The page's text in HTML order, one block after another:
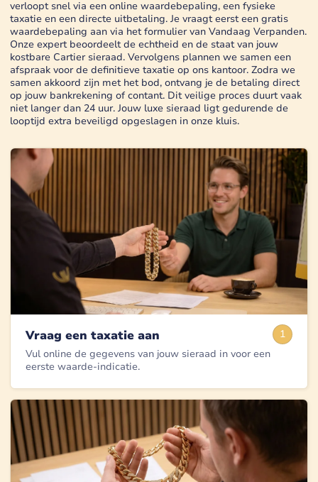
verloopt snel via een online waardebepaling, een fysieke
taxatie en een directe uitbetaling. Je vraagt eerst een gratis
waardebepaling aan via het formulier van Vandaag Verpanden.
Onze expert beoordeelt de echtheid en de staat van jouw
kostbare Cartier sieraad. Vervolgens plannen we samen een
afspraak voor de definitieve taxatie op ons kantoor. Zodra we
samen akkoord zijn met het bod, ontvang je de betaling direct
op jouw bankrekening of contant. Dit veilige proces duurt vaak
niet langer dan 24 uur. Jouw luxe sieraad ligt gedurende de
looptijd extra beveiligd opgeslagen in onze kluis.
1
Vraag een taxatie aan
Vul online de gegevens van jouw sieraad in voor een
eerste waarde-indicatie.